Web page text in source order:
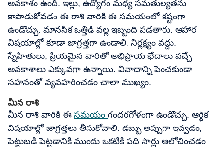
అవకాశం ఉంది. ఇల్లు, ఉద్యోగం మధ్య సమతుల్యతను
కాపాడుకోవడం ఈ రాశి వారికి ఈ సమయంలో కష్టంగా
ఉండొచ్చు. మానసిక ఒత్తిడి వల్ల ఇబ్బంది పడతారు. ఆహార
విషయాల్లో కూడా జాగ్రత్తగా ఉండాలి. నిర్లక్ష్యం వద్దు.
స్నేహితులు, ప్రియమైన వారితో అభిప్రాయ భేదాలు వచ్చే
అవకాశాలు ఎక్కువగా ఉన్నాయి. వివాదాన్ని పెంచకుండా
సహనంతో వ్యవహరించడం చాలా ముఖ్యం.
మీన రాశి
మీన రాశి వారికి ఈ సమయం గందరగోళంగా ఉండొచ్చు. ఆర్థిక
విషయాల్లో జాగ్రత్తలు తీసుకోవాలి. డబ్బు అప్పుగా ఇవ్వడం,
పెట్టుబడి పెట్టడానికి ముందు ఒకటికి పది సార్లు ఆలోచించడం